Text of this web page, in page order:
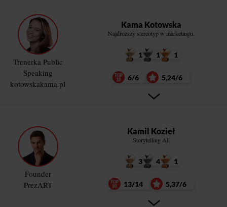
Trenerka Public
Speaking
kotowskakama.pl
Kama Kotowska
Najdroższy stereotyp w marketingu.
1 1 1
6/6 5,24/6
Founder
PrezART
Kamil Kozieł
Storytelling AI.
3 4 1
13/14 5,37/6